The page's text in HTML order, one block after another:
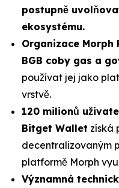
postupně
ekosystému.
Organizace
BGB coby gas a
používat jej jako
vrstvě.
120 milionů
Bitget Wallet získá
decentralizovaným
platformě Morph
Významná